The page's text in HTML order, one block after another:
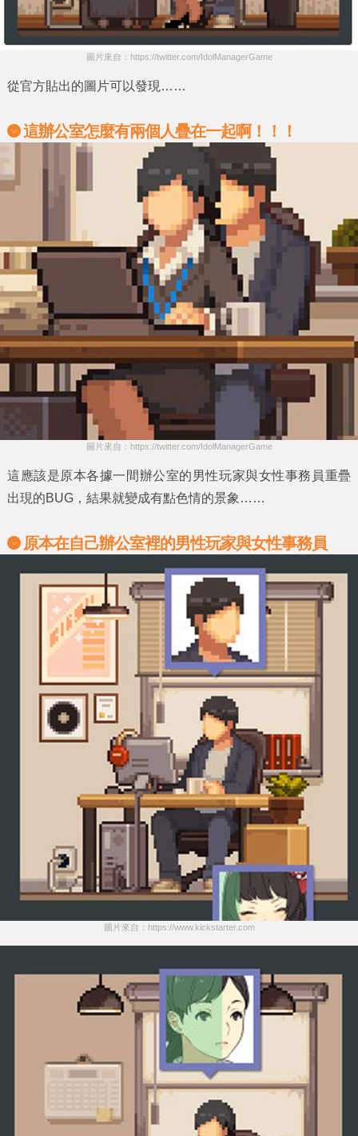
圖片來自：https://twitter.com/IdolManagerGame
從官方貼出的圖片可以發現……
這辦公室怎麼有兩個人疊在一起啊！！！
圖片來自：https://twitter.com/IdolManagerGame
這應該是原本各據一間辦公室的男性玩家與女性事務員重疊
出現的BUG，結果就變成有點色情的景象……
原本在自己辦公室裡的男性玩家與女性事務員
圖片來自：https://www.kickstarter.com